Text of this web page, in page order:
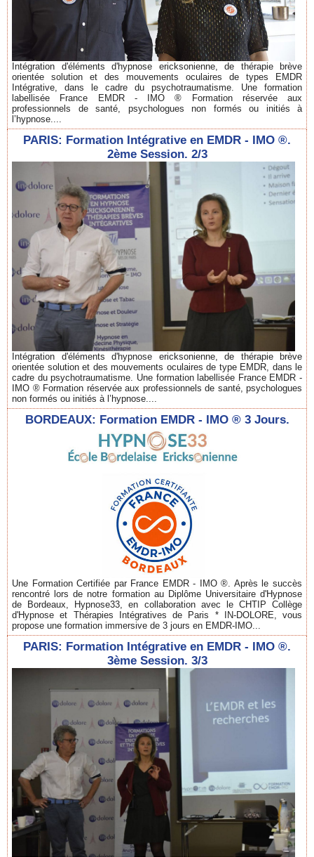
Intégration d'éléments d'hypnose ericksonienne, de thérapie brève
orientée solution et des mouvements oculaires de types EMDR
Intégrative, dans le cadre du psychotraumatisme. Une formation
labellisée France EMDR - IMO ® Formation réservée aux
professionnels de santé, psychologues non formés ou initiés à
l’hypnose....
PARIS: Formation Intégrative en EMDR - IMO ®.
2ème Session. 2/3
Intégration d'éléments d'hypnose ericksonienne, de thérapie brève
orientée solution et des mouvements oculaires de type EMDR, dans le
cadre du psychotraumatisme. Une formation labellisée France EMDR -
IMO ® Formation réservée aux professionnels de santé, psychologues
non formés ou initiés à l’hypnose....
BORDEAUX: Formation EMDR - IMO ® 3 Jours.
Une Formation Certifiée par France EMDR - IMO ®. Après le succès
rencontré lors de notre formation au Diplôme Universitaire d'Hypnose
de Bordeaux, Hypnose33, en collaboration avec le CHTIP Collège
d'Hypnose et Thérapies Intégratives de Paris * IN-DOLORE, vous
propose une formation immersive de 3 jours en EMDR-IMO...
PARIS: Formation Intégrative en EMDR - IMO ®.
3ème Session. 3/3